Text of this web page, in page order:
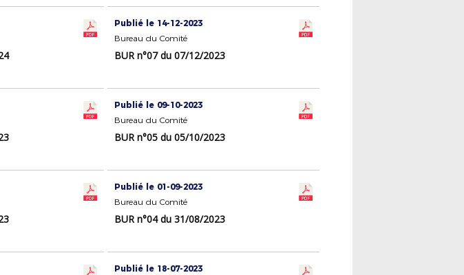
Publié le 14-12-2023
Bureau du Comité
BUR n°07 du 07/12/2023
Publié le 09-10-2023
Bureau du Comité
BUR n°05 du 05/10/2023
Publié le 01-09-2023
Bureau du Comité
BUR n°04 du 31/08/2023
Publié le 18-07-2023